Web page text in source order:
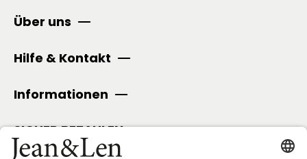
Über uns
Hilfe & Kontakt
Informationen
SICHER BEZAHLEN